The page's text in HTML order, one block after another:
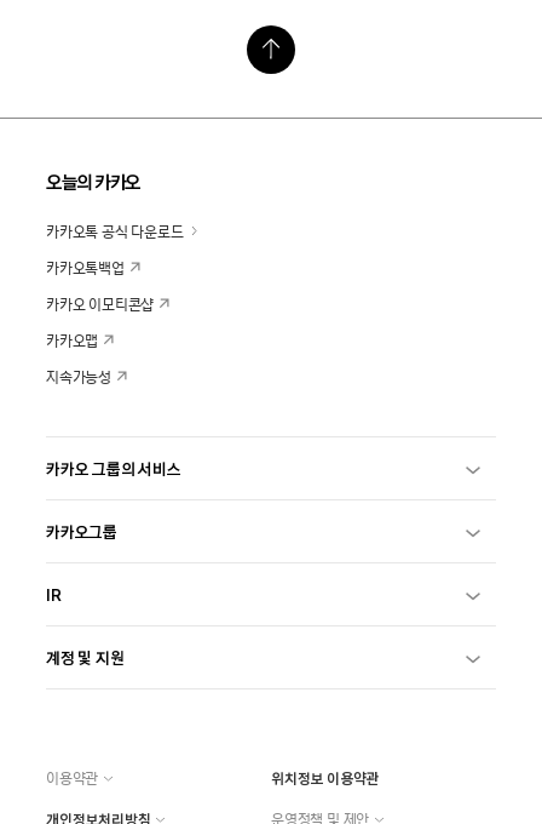
오늘의 카카오
카카오톡 공식 다운로드
카카오톡백업
카카오 이모티콘샵
카카오맵
지속가능성
카카오 그룹의 서비스
카카오그룹
IR
계정 및 지원
이용약관
위치정보 이용약관
개인정보처리방침
운영정책 및 제안